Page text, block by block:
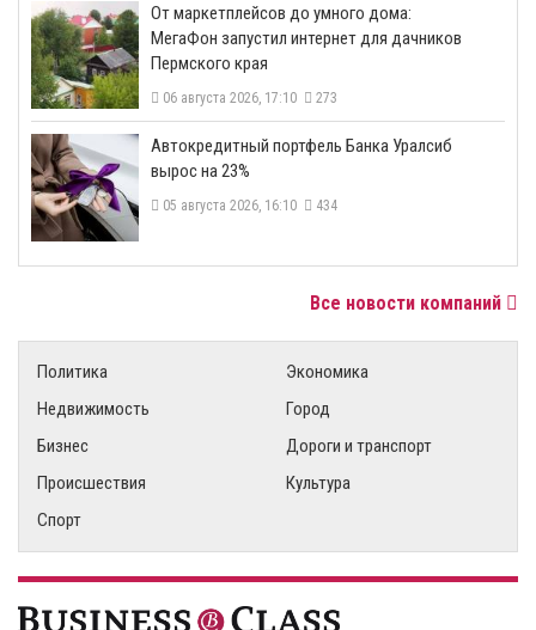
От маркетплейсов до умного дома:
МегаФон запустил интернет для дачников
Пермского края
06 августа 2026, 17:10 273
​Автокредитный портфель Банка Уралсиб
вырос на 23%
05 августа 2026, 16:10 434
Все новости компаний
Политика
Экономика
Недвижимость
Город
Бизнес
Дороги и транспорт
Происшествия
Культура
Спорт